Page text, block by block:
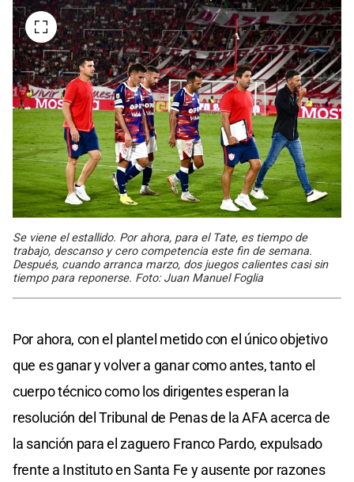
Se viene el estallido. Por ahora, para el Tate, es tiempo de
trabajo, descanso y cero competencia este fin de semana.
Después, cuando arranca marzo, dos juegos calientes casi sin
tiempo para reponerse. Foto: Juan Manuel Foglia
Por ahora, con el plantel metido con el único objetivo
que es ganar y volver a ganar como antes, tanto el
cuerpo técnico como los dirigentes esperan la
resolución del Tribunal de Penas de la AFA acerca de
la sanción para el zaguero Franco Pardo, expulsado
frente a Instituto en Santa Fe y ausente por razones